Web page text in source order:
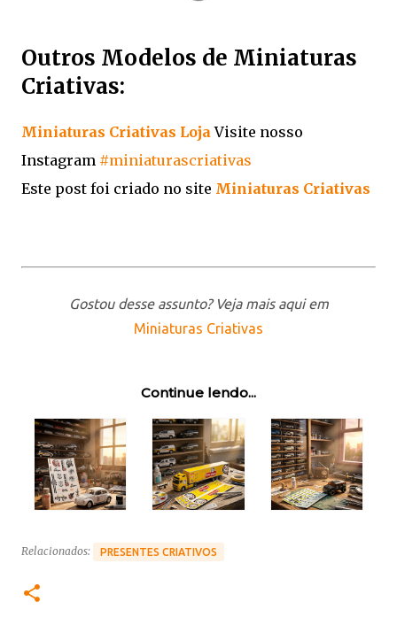
Outros Modelos de Miniaturas
Criativas:
Miniaturas Criativas LojaVisite nosso
Instagram #miniaturascriativas
Este post foi criado no site Miniaturas Criativas
Gostou desse assunto? Veja mais aqui em
Miniaturas Criativas
Continue lendo...
Relacionados: PRESENTES CRIATIVOS